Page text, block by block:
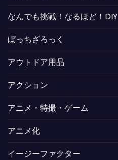
なんでも挑戦！なるほど！DIY
ぼっちざろっく
アウトドア用品
アクション
アニメ・特撮・ゲーム
アニメ化
イージーファクター